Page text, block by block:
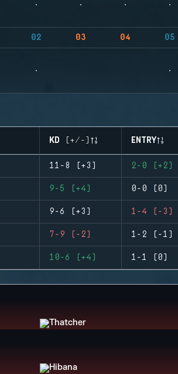
02 03 04 05
KD (+/-) ENTRY
11-8 (+3) 2-0 (+2)
9-5 (+4) 0-0 (0)
9-6 (+3) 1-4 (-3)
7-9 (-2) 1-2 (-1)
10-6 (+4) 1-1 (0)